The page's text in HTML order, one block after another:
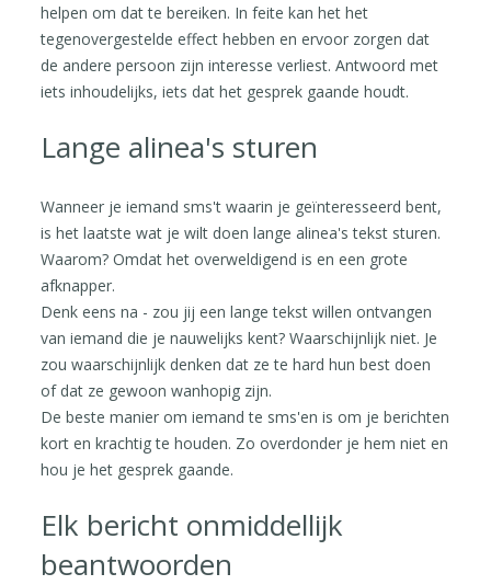
helpen om dat te bereiken. In feite kan het het
tegenovergestelde effect hebben en ervoor zorgen dat
de andere persoon zijn interesse verliest. Antwoord met
iets inhoudelijks, iets dat het gesprek gaande houdt.
Lange alinea's sturen
Wanneer je iemand sms't waarin je geïnteresseerd bent,
is het laatste wat je wilt doen lange alinea's tekst sturen.
Waarom? Omdat het overweldigend is en een grote
afknapper.
Denk eens na - zou jij een lange tekst willen ontvangen
van iemand die je nauwelijks kent? Waarschijnlijk niet. Je
zou waarschijnlijk denken dat ze te hard hun best doen
of dat ze gewoon wanhopig zijn.
De beste manier om iemand te sms'en is om je berichten
kort en krachtig te houden. Zo overdonder je hem niet en
hou je het gesprek gaande.
Elk bericht onmiddellijk
beantwoorden